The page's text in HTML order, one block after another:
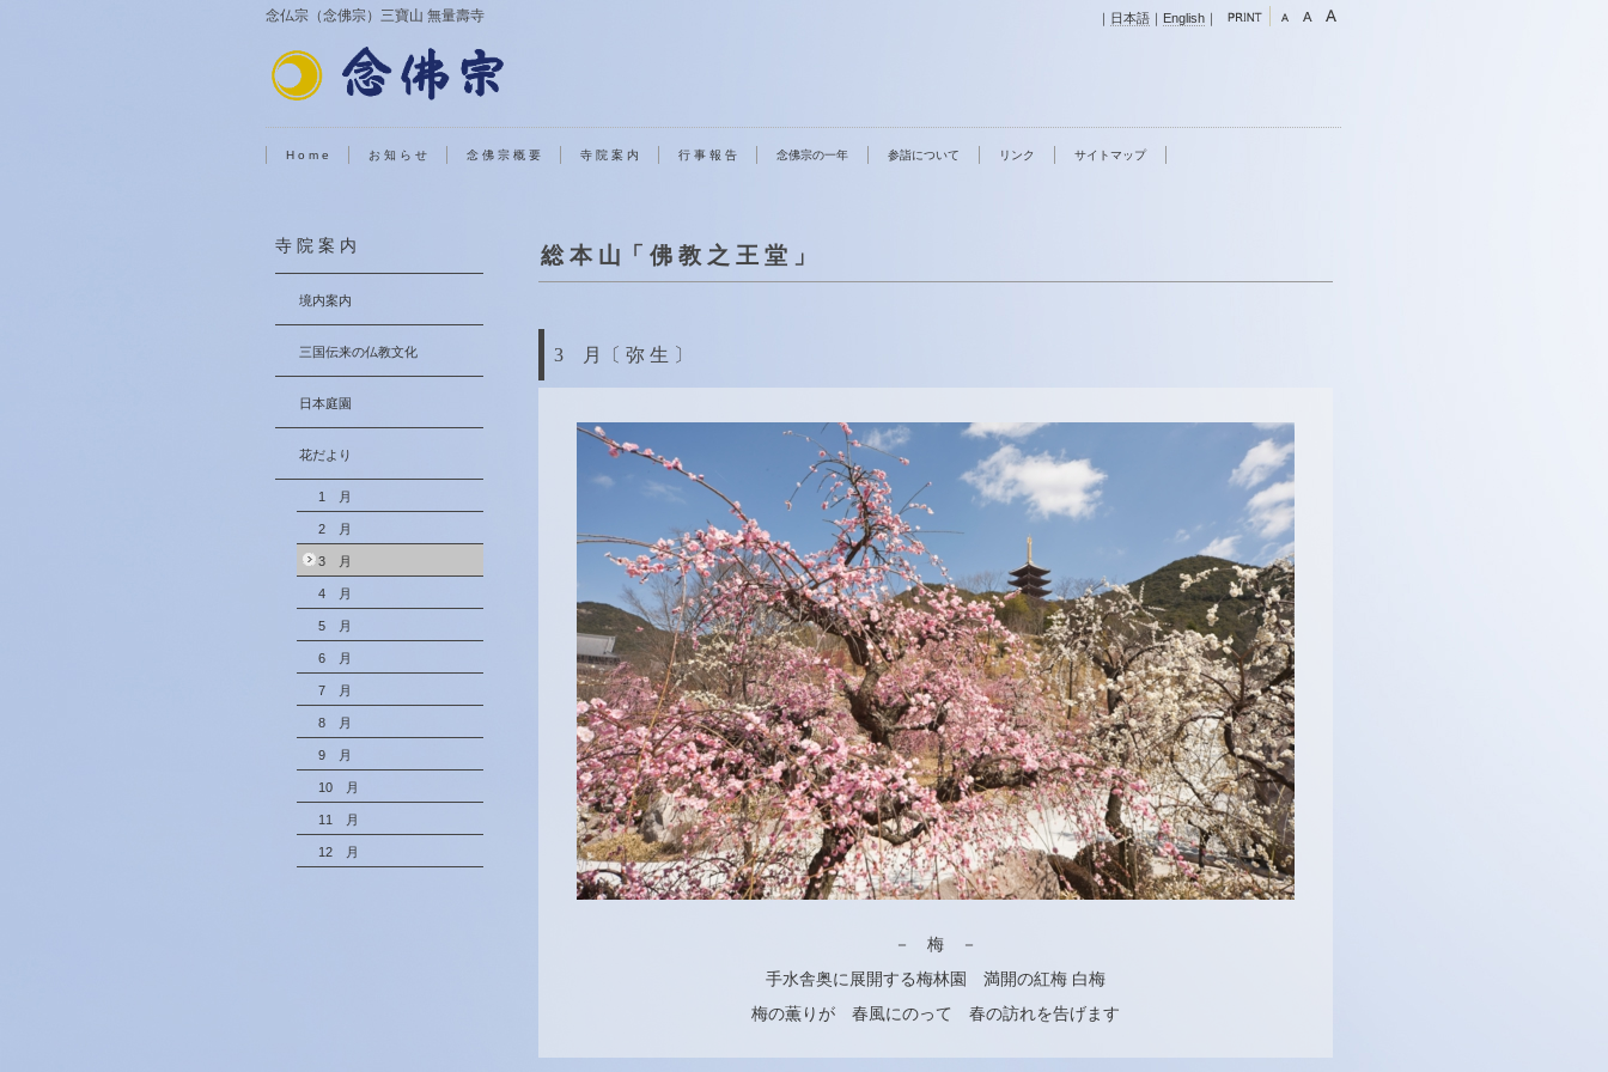
念仏宗（念佛宗）三寶山 無量壽寺 ｜ 日本語 ｜ English ｜
H o m e お 知 ら せ 念 佛 宗 概 要 寺 院 案 内 行 事 報 告 念佛宗の一年 参詣について リンク サイトマップ
総 本 山「 佛 教 之 王 堂 」
3 月〔 弥 生 〕
－ 梅 －
手水舎奥に展開する梅林園 満開の紅梅 白梅
梅の薫りが 春風にのって 春の訪れを告げます
寺 院 案 内
境内案内
三国伝来の仏教文化
日本庭園
花だより
1 月
2 月
3 月
4 月
5 月
6 月
7 月
8 月
9 月
10 月
11 月
12 月